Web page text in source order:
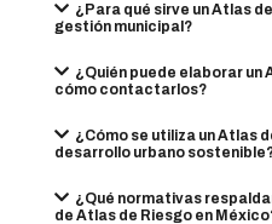
¿Para qué sirve un Atlas
gestión municipal?
¿Quién puede elaborar un
cómo contactarlos?
¿Cómo se utiliza un Atlas
desarrollo urbano
¿Qué normativas
de Atlas de Riesgo en